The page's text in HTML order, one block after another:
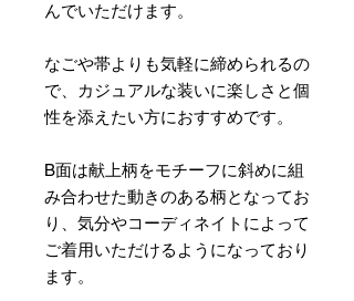
んでいただけます。
なごや帯よりも気軽に締められるの
で、カジュアルな装いに楽しさと個
性を添えたい方におすすめです。
B面は献上柄をモチーフに斜めに組
み合わせた動きのある柄となってお
り、気分やコーディネイトによって
ご着用いただけるようになっており
ます。